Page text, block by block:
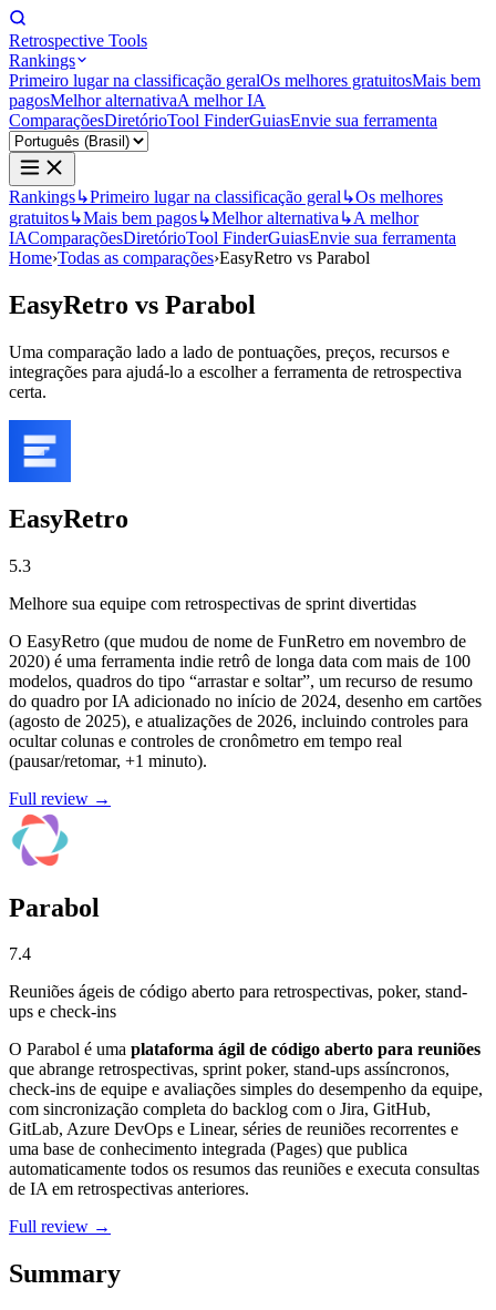
Retrospective Tools
Rankings
Primeiro lugar na classificação geralOs melhores gratuitosMais bem
pagosMelhor alternativaA melhor IA
ComparaçõesDiretórioTool FinderGuiasEnvie sua ferramenta
Rankings↳Primeiro lugar na classificação geral ↳Os melhores
gratuitos↳Mais bem pagos↳Melhor alternativa ↳A melhor
IAComparaçõesDiretórioTool FinderGuiasEnvie sua ferramenta
Home›Todas as comparações›EasyRetro vs Parabol
EasyRetro vs Parabol
Uma comparação lado a lado de pontuações, preços, recursos e
integrações para ajudá-lo a escolher a ferramenta de retrospectiva
certa.
EasyRetro
5.3
Melhore sua equipe com retrospectivas de sprint divertidas
O EasyRetro (que mudou de nome de FunRetro em novembro de
2020) é uma ferramenta indie retrô de longa data com mais de 100
modelos, quadros do tipo “arrastar e soltar”, um recurso de resumo
do quadro por IA adicionado no início de 2024, desenho em cartões
(agosto de 2025), e atualizações de 2026, incluindo controles para
ocultar colunas e controles de cronômetro em tempo real
(pausar/retomar, +1 minuto).
Full review →
Parabol
7.4
Reuniões ágeis de código aberto para retrospectivas, poker, stand-
ups e check-ins
O Parabol é uma plataforma ágil de código aberto para reuniões
que abrange retrospectivas, sprint poker, stand-ups assíncronos,
check-ins de equipe e avaliações simples do desempenho da equipe,
com sincronização completa do backlog com o Jira, GitHub,
GitLab, Azure DevOps e Linear, séries de reuniões recorrentes e
uma base de conhecimento integrada (Pages) que publica
automaticamente todos os resumos das reuniões e executa consultas
de IA em retrospectivas anteriores.
Full review →
Summary